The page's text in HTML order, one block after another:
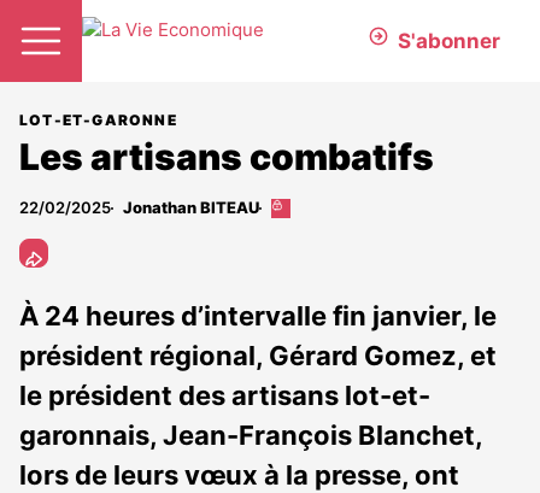
S'abonner
LOT-ET-GARONNE
Les artisans combatifs
22/02/2025 Jonathan BITEAU
Cet
abonnés
À 24 heures d’intervalle fin janvier, le
président régional, Gérard Gomez, et
le président des artisans lot-et-
garonnais, Jean-François Blanchet,
lors de leurs vœux à la presse, ont